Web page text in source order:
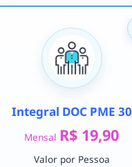
Integral DOC PME 30
Mensal R$ 19,90
Valor por Pessoa